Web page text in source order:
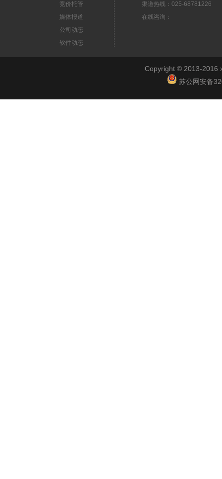
竞价托管
媒体报道
公司动态
软件动态
渠道热线：025-68781226
在线咨询：
Copyright © 2013-2016
苏公网安备